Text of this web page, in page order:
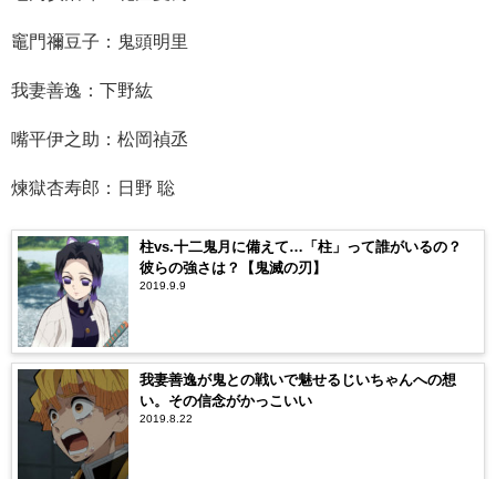
竈門禰豆子：鬼頭明里
我妻善逸：下野紘
嘴平伊之助：松岡禎丞
煉獄杏寿郎：日野 聡
柱vs.十二鬼月に備えて…「柱」って誰がいるの？
彼らの強さは？【鬼滅の刃】
2019.9.9
我妻善逸が鬼との戦いで魅せるじいちゃんへの想
い。その信念がかっこいい
2019.8.22